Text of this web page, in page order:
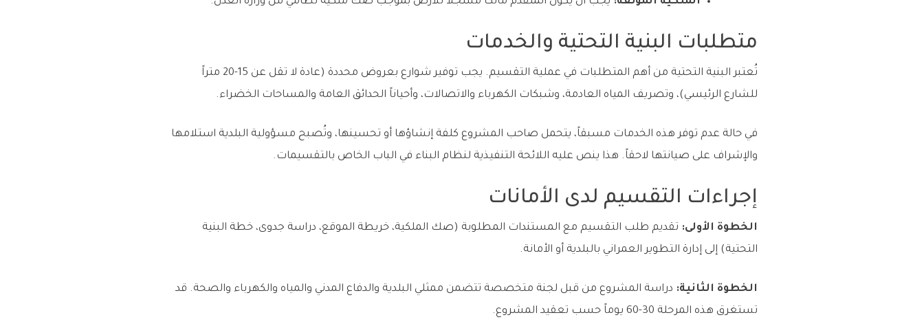
متطلبات البنية التحتية والخدمات
تُعتبر البنية التحتية من أهم المتطلبات في عملية التقسيم. يجب توفير شوارع بعروض محددة (عادة لا تقل عن 15-20 متراً
للشارع الرئيسي)، وتصريف المياه العادمة، وشبكات الكهرباء والاتصالات، وأحياناً الحدائق العامة والمساحات الخضراء.
في حالة عدم توفر هذه الخدمات مسبقاً، يتحمل صاحب المشروع كلفة إنشاؤها أو تحسينها، وتُصبح مسؤولية البلدية استلامها
والإشراف على صيانتها لاحقاً. هذا ينص عليه اللائحة التنفيذية لنظام البناء في الباب الخاص بالتقسيمات.
إجراءات التقسيم لدى الأمانات
الخطوة الأولى: تقديم طلب التقسيم مع المستندات المطلوبة (صك الملكية، خريطة الموقع، دراسة جدوى، خطة البنية
التحتية) إلى إدارة التطوير العمراني بالبلدية أو الأمانة.
الخطوة الثانية: دراسة المشروع من قبل لجنة متخصصة تتضمن ممثلي البلدية والدفاع المدني والمياه والكهرباء والصحة. قد
تستغرق هذه المرحلة 30-60 يوماً حسب تعقيد المشروع.